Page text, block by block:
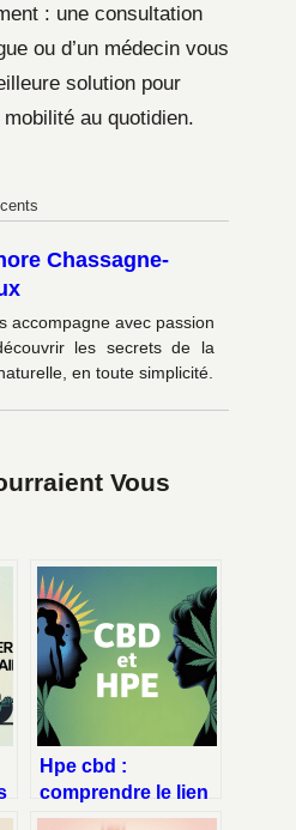
: une consultation
ou d’un médecin vous
solution pour
au quotidien.
Chassagne-
accompagne avec passion
les secrets de la
en toute simplicité.
Vous
Hpe cbd :
comprendre le lien
entre haut potentiel